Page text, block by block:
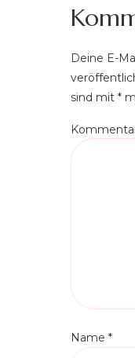
Deine E-
sind mit *
Name *